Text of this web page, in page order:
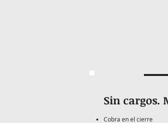
Sin cargos.
Cobra en el cierre